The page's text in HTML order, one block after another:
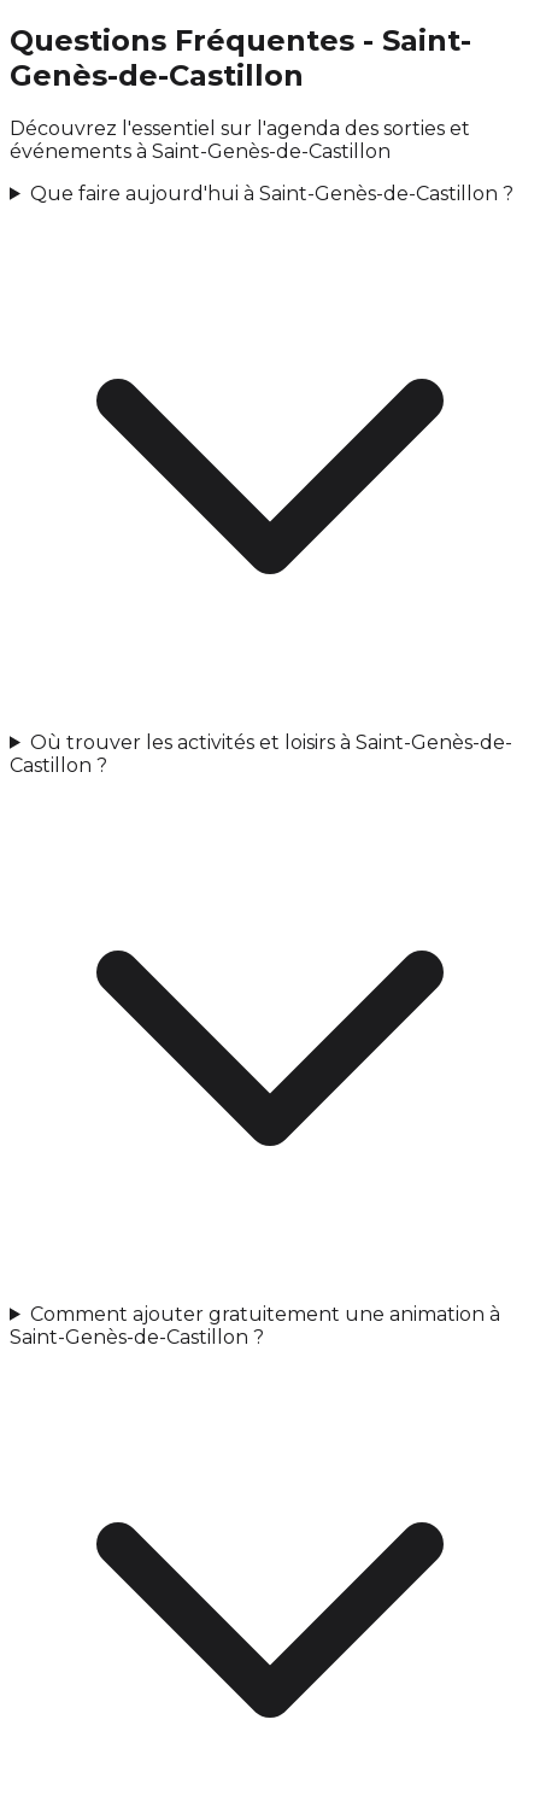
Questions Fréquentes - Saint-
Genès-de-Castillon
Découvrez l'essentiel sur l'agenda des sorties et
événements à Saint-Genès-de-Castillon
Que faire aujourd'hui à Saint-Genès-de-Castillon ?
Où trouver les activités et loisirs à Saint-Genès-de-
Castillon ?
Comment ajouter gratuitement une animation à
Saint-Genès-de-Castillon ?